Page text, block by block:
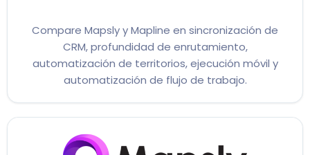
Compare Mapsly y Mapline en sincronización de
CRM, profundidad de enrutamiento,
automatización de territorios, ejecución móvil y
automatización de flujo de trabajo.